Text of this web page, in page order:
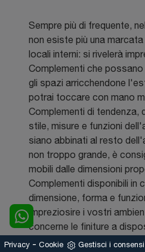
Sempre più di frequente,
non esiste più una
locali interni: si rivelerà
Complementi che
gli spazi arricchendone
potrai toccare con mano
Complementi di tendenza,
stile, misure e funzioni
siano abbinati al resto
non troppo grande, è
mobili dalle dimensioni
Complementi disponibili in
dimensione, forma e
impreziosire i vostri
concerne le finiture a
le opzioni tra cui variare: il
Privacy - Cookie Gestisci i consensi